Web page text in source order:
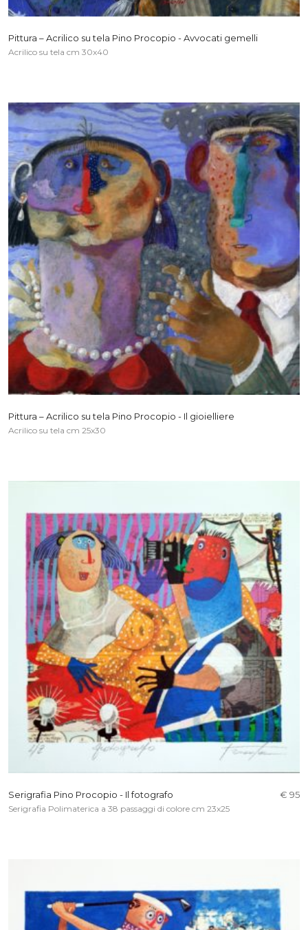
Pittura – Acrilico su tela Pino Procopio - Avvocati gemelli
Acrilico su tela cm 30x40
Pittura – Acrilico su tela Pino Procopio - Il gioielliere
Acrilico su tela cm 25x30
Serigrafia Pino Procopio - Il fotografo € 95
Serigrafia Polimaterica a 38 passaggi di colore cm 23x25